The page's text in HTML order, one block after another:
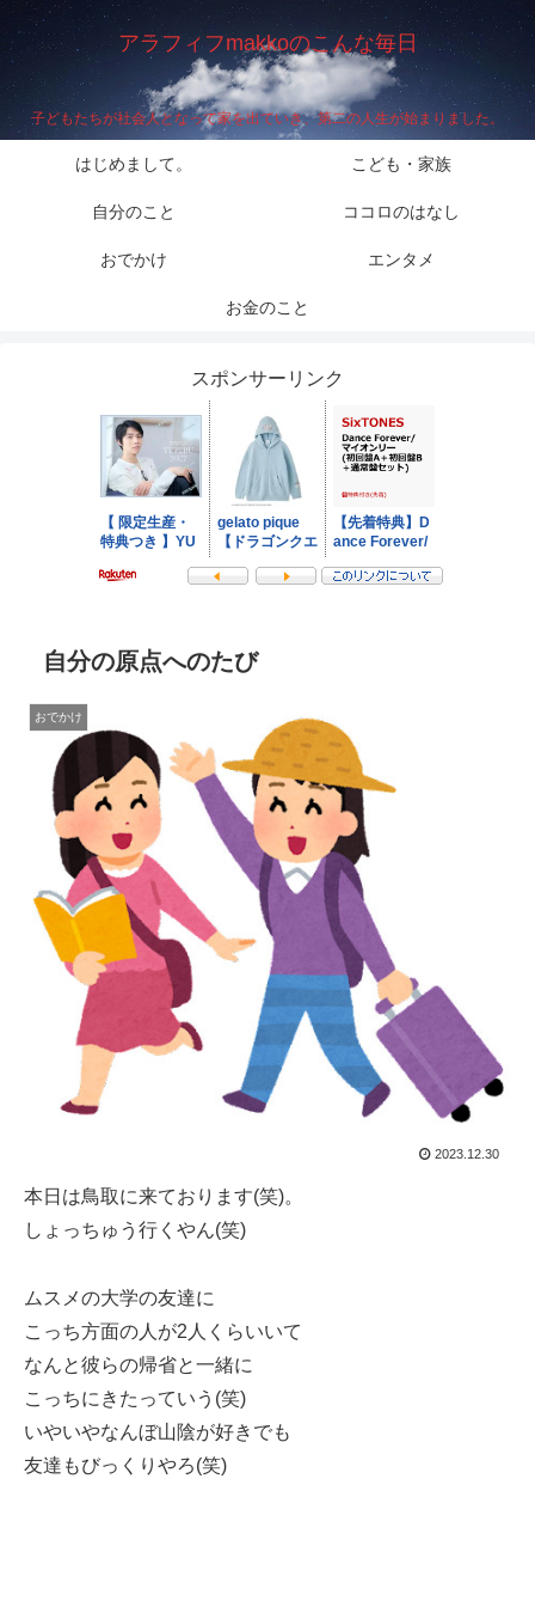
アラフィフmakkoのこんな毎日
子どもたちが社会人となって家を出ていき、第二の人生が始まりました。
はじめまして。 こども・家族
自分のこと ココロのはなし
おでかけ エンタメ
お金のこと
スポンサーリンク
自分の原点へのたび
おでかけ
2023.12.30
本日は鳥取に来ております(笑)。
しょっちゅう行くやん(笑)
ムスメの大学の友達に
こっち方面の人が2人くらいいて
なんと彼らの帰省と一緒に
こっちにきたっていう(笑)
いやいやなんぼ山陰が好きでも
友達もびっくりやろ(笑)